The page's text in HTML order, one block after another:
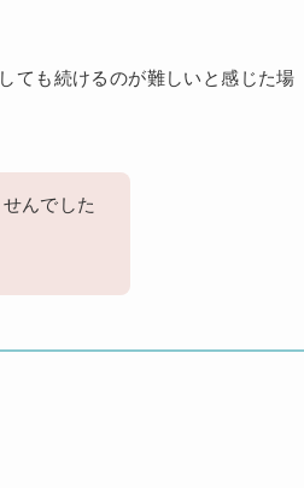
ても続けるのが難しいと感じた場
んでした